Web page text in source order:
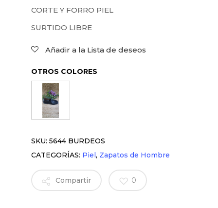
CORTE Y FORRO PIEL
SURTIDO LIBRE
Añadir a la Lista de deseos
OTROS COLORES
SKU: 5644 BURDEOS
CATEGORÍAS: Piel, Zapatos de Hombre
Compartir 0